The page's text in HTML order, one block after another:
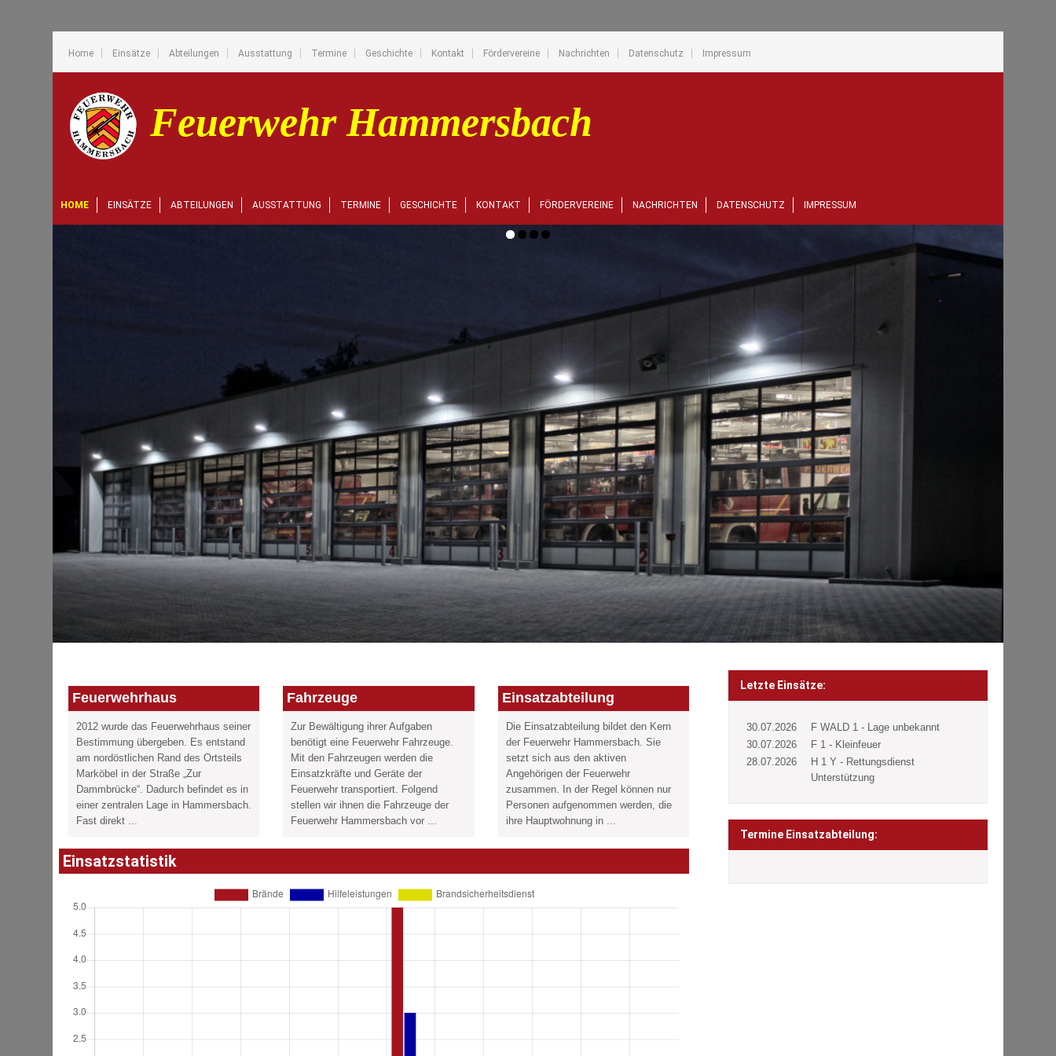
Home Einsätze Abteilungen Ausstattung Termine Geschichte Kontakt Fördervereine Nachrichten Datenschutz Impressum
HOME EINSÄTZE ABTEILUNGEN AUSSTATTUNG TERMINE GESCHICHTE KONTAKT FÖRDERVEREINE NACHRICHTEN DATENSCHUTZ IMPRESSUM
Feuerwehrhaus
2012 wurde das Feuerwehrhaus seiner
Bestimmung übergeben. Es entstand
am nordöstlichen Rand des Ortsteils
Marköbel in der Straße „Zur
Dammbrücke“. Dadurch befindet es in
einer zentralen Lage in Hammersbach.
Fast direkt ...
Fahrzeuge
Zur Bewältigung ihrer Aufgaben
benötigt eine Feuerwehr Fahrzeuge.
Mit den Fahrzeugen werden die
Einsatzkräfte und Geräte der
Feuerwehr transportiert. Folgend
stellen wir ihnen die Fahrzeuge der
Feuerwehr Hammersbach vor ...
Einsatzabteilung
Die Einsatzabteilung bildet den Kern
der Feuerwehr Hammersbach. Sie
setzt sich aus den aktiven
Angehörigen der Feuerwehr
zusammen. In der Regel können nur
Personen aufgenommen werden, die
ihre Hauptwohnung in ...
Einsatzstatistik
Letzte Einsätze:
30.07.2026
F WALD 1 - Lage unbekannt
30.07.2026
F 1 - Kleinfeuer
28.07.2026
H 1 Y - Rettungsdienst
Unterstützung
Termine Einsatzabteilung: